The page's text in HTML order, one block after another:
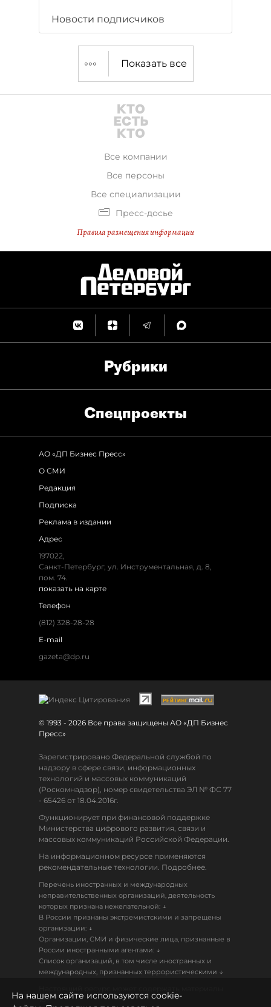
Новости подписчиков
Показать все
Все компании
Все персоны
Все специализации
Пресс-досье
Правила размещения информации
Рубрики
Спец­проекты
АО «ДП Бизнес Пресс»
О СМИ
Редакция
Подписка
Реклама в издании
Адрес
197022,
Санкт-Петербург, ул. Инструментальная, д. 8,
пом. 74.
показать на карте
Телефон
(812) 328-28-28
E-mail
gazeta@dp.ru
© 1993 - 2026 Все права защищены АО «ДП Бизнес
Пресс»
Зарегистрировано Федеральной службой по
надзору в сфере связи, информационных
технологий и массовых коммуникаций
(Роскомнадзор), номер свидетельства ЭЛ № ФС 77
- 65426 от 18.04.2016г.
Функционирует при финансовой поддержке
Министерства цифрового развития, связи и
массовых коммуникаций Российской Федерации.
На информационном ресурсе применяются
рекомендательные технологии. Подробнее.
Перечень иностранных и международных
неправительственных организаций, деятельность
которых признана нежелательной: ↓
В России признаны экстремистскими и запрещены
организации: ↓
Организации, СМИ и физические лица, признанные в
России иностранными агентами: ↓
Список организаций, в том числе иностранных и
международных, признанных террористическими ↓
18+
На нашем сайте используются cookie-